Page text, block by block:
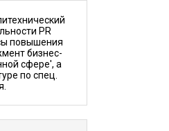
PR
повышения
бизнес-
сфере', а
по спец.